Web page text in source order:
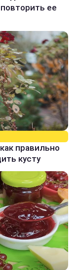
ее
правильно
кусту